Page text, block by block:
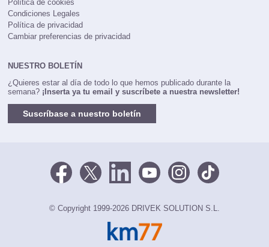
Política de cookies
Condiciones Legales
Política de privacidad
Cambiar preferencias de privacidad
NUESTRO BOLETÍN
¿Quieres estar al día de todo lo que hemos publicado durante la
semana? ¡Inserta ya tu email y suscríbete a nuestra newsletter!
Suscríbase a nuestro boletín
© Copyright 1999-2026 DRIVEK SOLUTION S.L.